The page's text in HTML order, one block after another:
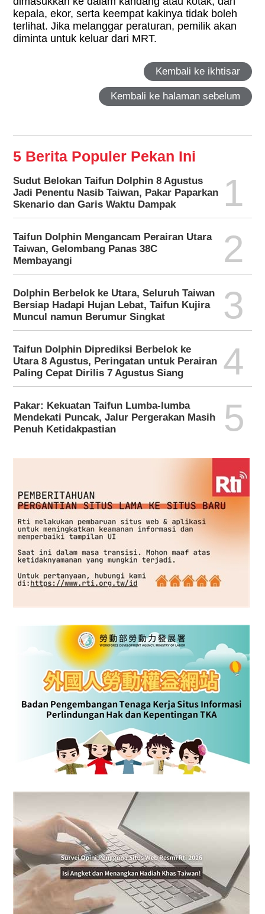
kepala, ekor, serta keempat kakinya tidak boleh
terlihat. Jika melanggar peraturan, pemilik akan
diminta untuk keluar dari MRT.
Kembali ke ikhtisar
Kembali ke halaman sebelum
5 Berita Populer Pekan Ini
Sudut Belokan Taifun Dolphin 8 Agustus
Jadi Penentu Nasib Taiwan, Pakar Paparkan
Skenario dan Garis Waktu Dampak
1
Taifun Dolphin Mengancam Perairan Utara
Taiwan, Gelombang Panas 38C
Membayangi
2
Dolphin Berbelok ke Utara, Seluruh Taiwan
Bersiap Hadapi Hujan Lebat, Taifun Kujira
Muncul namun Berumur Singkat
3
Taifun Dolphin Diprediksi Berbelok ke
Utara 8 Agustus, Peringatan untuk Perairan
Paling Cepat Dirilis 7 Agustus Siang
4
Pakar: Kekuatan Taifun Lumba-lumba
Mendekati Puncak, Jalur Pergerakan Masih
Penuh Ketidakpastian
5